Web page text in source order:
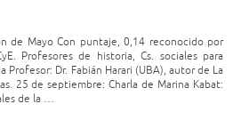
de Mayo Con puntaje, 0,14 reconocido por
Profesores de historia, Cs. sociales para
Profesor: Dr. Fabián Harari (UBA), autor de La
25 de septiembre: Charla de Marina Kabat:
de la …